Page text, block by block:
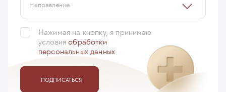
Направление
Нажимая на кнопку, я принимаю
условияобработки
персональных данных
ПОДПИСАТЬСЯ